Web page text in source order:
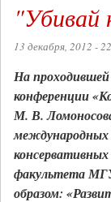
"Убивай
13 декабря, 2012 -
На проходившей
конференции
М. В.
консервативных
факультета
образом: